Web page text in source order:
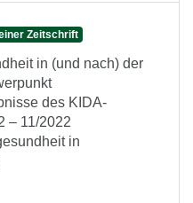
Zeitschrift
in (und nach) der
des KIDA-
– 11/2022
in